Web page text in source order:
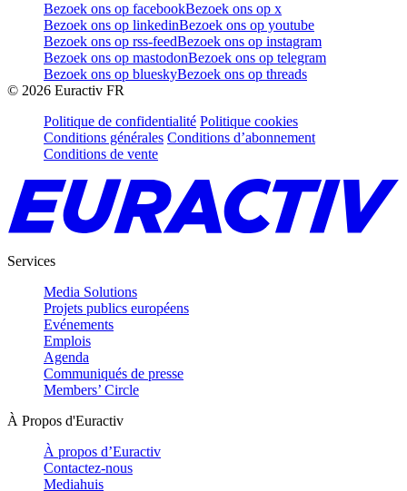
Bezoek ons op facebookBezoek ons op x
Bezoek ons op linkedinBezoek ons op youtube
Bezoek ons op rss-feedBezoek ons op instagram
Bezoek ons op mastodonBezoek ons op telegram
Bezoek ons op blueskyBezoek ons op threads
© 2026 Euractiv FR
Politique de confidentialité Politique cookies
Conditions générales Conditions d’abonnement
Conditions de vente
Services
Media Solutions
Projets publics européens
Evénements
Emplois
Agenda
Communiqués de presse
Members’ Circle
À Propos d'Euractiv
À propos d’Euractiv
Contactez-nous
Mediahuis